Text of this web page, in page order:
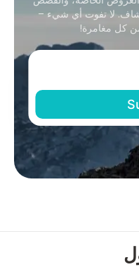
لا تفوت أي شيء –
كل مغامرة!